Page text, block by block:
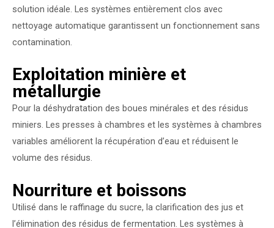
solution idéale. Les systèmes entièrement clos avec
nettoyage automatique garantissent un fonctionnement sans
contamination.
Exploitation minière et
métallurgie
Pour la déshydratation des boues minérales et des résidus
miniers. Les presses à chambres et les systèmes à chambres
variables améliorent la récupération d’eau et réduisent le
volume des résidus.
Nourriture et boissons
Utilisé dans le raffinage du sucre, la clarification des jus et
l’élimination des résidus de fermentation. Les systèmes à